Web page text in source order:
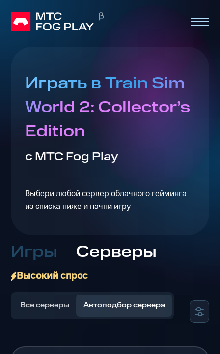
Играть в Train Sim
World 2: Collector’s
Edition
с МТС Fog Play
Выбери любой сервер облачного гейминга
из списка ниже и начни игру
Игры Серверы
Высокий спрос
Все серверы Автоподбор сервера